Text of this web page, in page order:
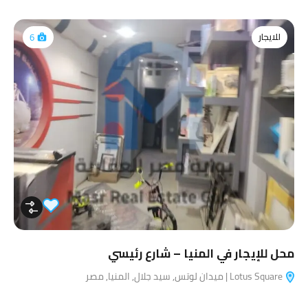
للايجار 6
محل للإيجار في المنيا – شارع رئيسي